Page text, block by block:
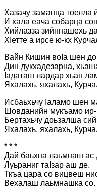
Хазачу заманца тоелла
И хала еача собарца
Хийлазза зийннашехь
ХIетте а ирсе ю-кх
Вайн Кишин воIа шен
Дин дукхадезарна,
Iадаташ лардар хьан
Яхалахь, яхалахь,
Исбаьхьчу Iаламо шен
Шовданийн мукъамо ир-
Бертахьчу доьзалша
Яхалахь, яхалахь,
* * *
Дай баьхна лаьмнаш ас
Луьраниг таІзар аш де.
Ткъа цара со вицвеш
Вехалаш лаьмнашка со.